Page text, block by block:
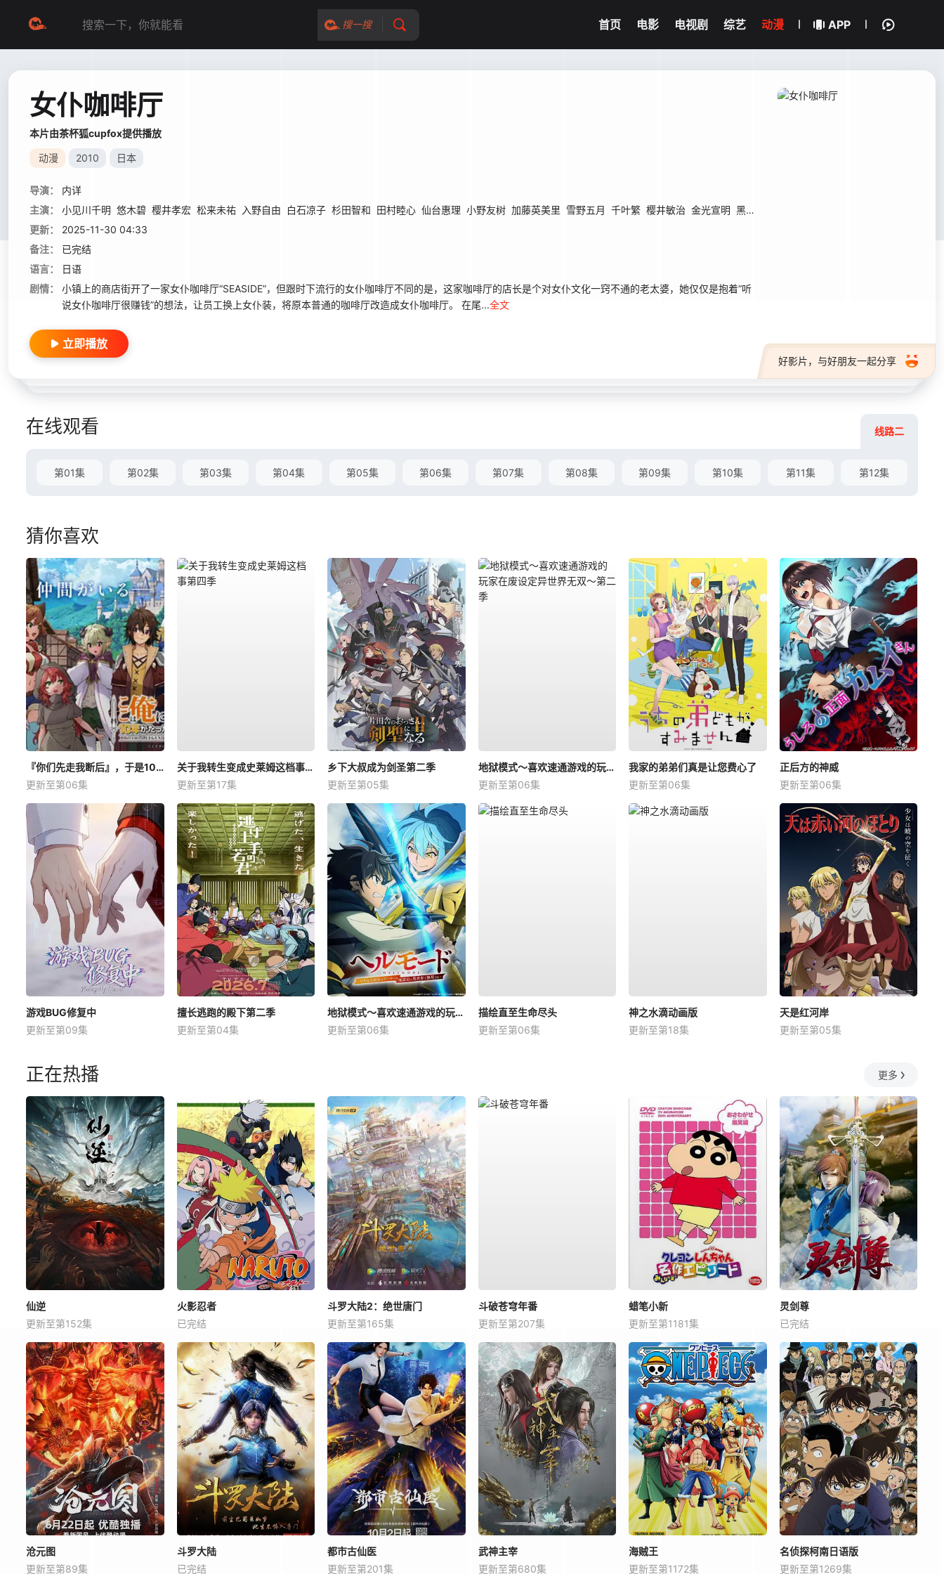
搜一搜 首页 电影 电视剧 综艺 动漫 APP
女仆咖啡厅
本片由茶杯狐cupfox提供播放
动漫 2010 日本
导演：
内详
主演：
小见川千明 悠木碧 樱井孝宏 松来未祐 入野自由 白石凉子 杉田智和 田村睦心 仙台惠理 小野友树 加藤英美里 雪野五月 千叶繁 樱井敏治 金光宣明 黑田崇矢
更新：
2025-11-30 04:33
备注：
已完结
语言：
日语
剧情：
小镇上的商店街开了一家女仆咖啡厅“SEASIDE”，但跟时下流行的女仆咖啡厅不同的是，这家咖啡厅的店长是个对女仆文化一窍不通的老太婆，她仅仅是抱着“听
说女仆咖啡厅很赚钱”的想法，让员工换上女仆装，将原本普通的咖啡厅改造成女仆咖啡厅。 在尾...全文
好影片，与好朋友一起分享
立即播放
在线观看 线路二
第01集 第02集 第03集 第04集 第05集 第06集 第07集 第08集 第09集 第10集 第11集 第12集
猜你喜欢
『你们先走我断后』，于是10年后我成为了传说
更新至第06集
关于我转生变成史莱姆这档事第四季
更新至第17集
乡下大叔成为剑圣第二季
更新至第05集
地狱模式～喜欢速通游戏的玩家在废设定异世界无双～第二季
更新至第06集
我家的弟弟们真是让您费心了
更新至第06集
正后方的神威
更新至第06集
游戏BUG修复中
更新至第09集
擅长逃跑的殿下第二季
更新至第04集
地狱模式～喜欢速通游戏的玩家在废设定异世界无双～第2季
更新至第06集
描绘直至生命尽头
更新至第06集
神之水滴动画版
更新至第18集
天是红河岸
更新至第05集
正在热播 更多
仙逆
更新至第152集
火影忍者
已完结
斗罗大陆2：绝世唐门
更新至第165集
斗破苍穹年番
更新至第207集
蜡笔小新
更新至第1181集
灵剑尊
已完结
沧元图
更新至第89集
斗罗大陆
已完结
都市古仙医
更新至第201集
武神主宰
更新至第680集
海贼王
更新至第1172集
名侦探柯南日语版
更新至第1269集